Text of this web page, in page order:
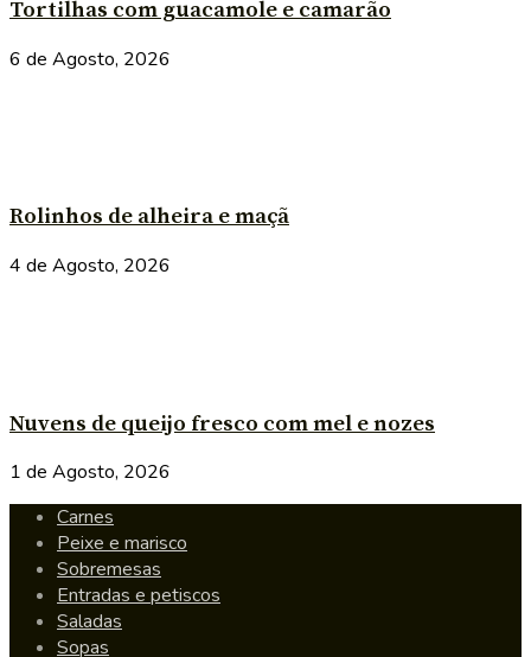
Tortilhas com guacamole e camarão
6 de Agosto, 2026
Rolinhos de alheira e maçã
4 de Agosto, 2026
Nuvens de queijo fresco com mel e nozes
1 de Agosto, 2026
Carnes
Peixe e marisco
Sobremesas
Entradas e petiscos
Saladas
Sopas